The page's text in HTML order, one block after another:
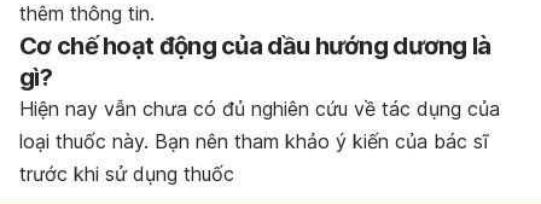
thêm thông tin.
Cơ chế hoạt động của dầu hướng dương là
gì?
Hiện nay vẫn chưa có đủ nghiên cứu về tác dụng của
loại thuốc này. Bạn nên tham khảo ý kiến của bác sĩ
trước khi sử dụng thuốc